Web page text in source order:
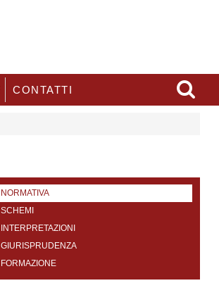
CONTATTI
NORMATIVA
SCHEMI
INTERPRETAZIONI
GIURISPRUDENZA
FORMAZIONE